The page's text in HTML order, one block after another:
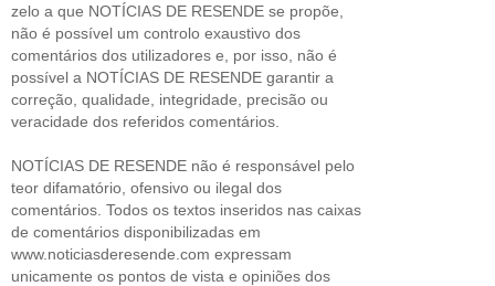
zelo a que NOTÍCIAS DE RESENDE se propõe,
não é possível um controlo exaustivo dos
comentários dos utilizadores e, por isso, não é
possível a NOTÍCIAS DE RESENDE garantir a
correção, qualidade, integridade, precisão ou
veracidade dos referidos comentários.
NOTÍCIAS DE RESENDE não é responsável pelo
teor difamatório, ofensivo ou ilegal dos
comentários. Todos os textos inseridos nas caixas
de comentários disponibilizadas em
www.noticiasderesende.com expressam
unicamente os pontos de vista e opiniões dos